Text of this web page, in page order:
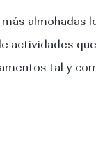
almohadas
actividades
tal y